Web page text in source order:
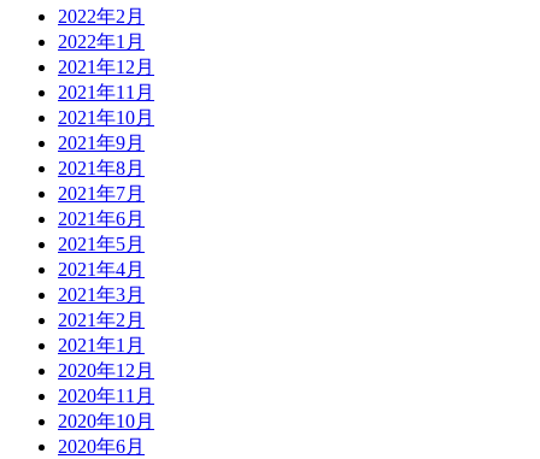
2022年2月
2022年1月
2021年12月
2021年11月
2021年10月
2021年9月
2021年8月
2021年7月
2021年6月
2021年5月
2021年4月
2021年3月
2021年2月
2021年1月
2020年12月
2020年11月
2020年10月
2020年6月